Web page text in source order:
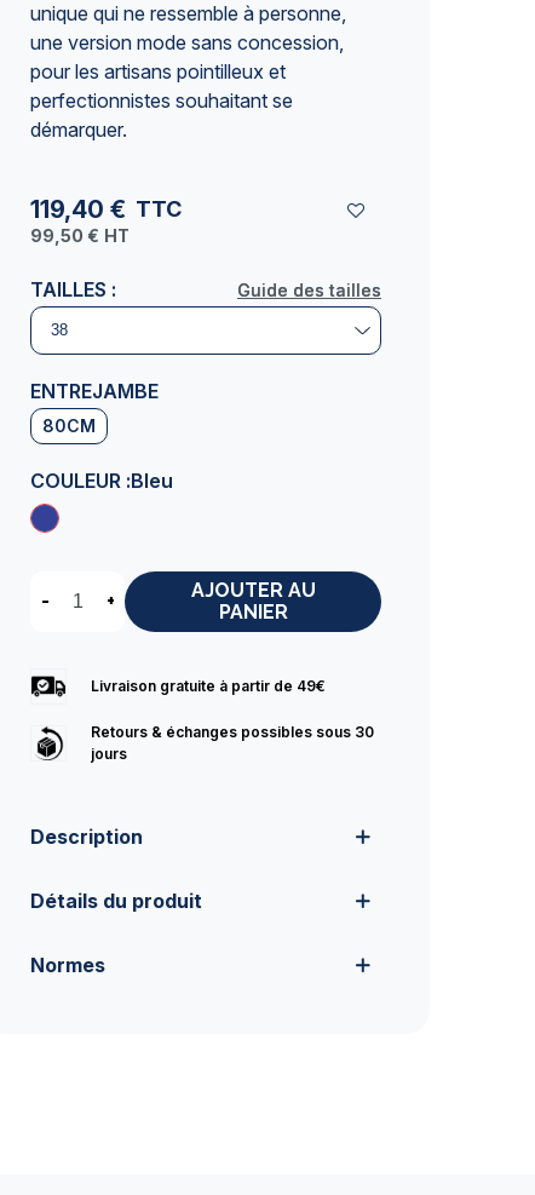
unique qui ne ressemble à personne,
une version mode sans concession,
pour les artisans pointilleux et
perfectionnistes souhaitant se
démarquer.
119,40 € TTC
99,50 € HT
Guide des tailles
TAILLES : Guide des tailles
ENTREJAMBE
80CM
COULEUR :Bleu
- +
AJOUTER AU
PANIER
Livraison gratuite à partir de 49€
Retours & échanges possibles sous 30
jours
Description
Détails du produit
Normes